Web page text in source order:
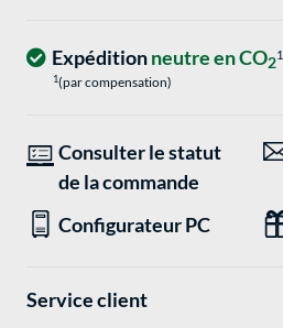
Expéditionneutre en CO21
1(par compensation)
Consulter le statut
de la commande
Configurateur PC
Service client